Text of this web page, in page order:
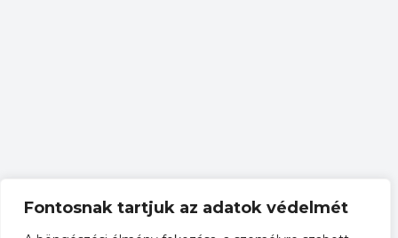
Fontosnak tartjuk az adatok védelmét